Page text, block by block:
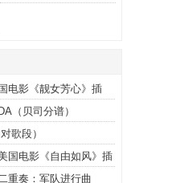
电影《靓女芳心》插
（贝司分谱）
歌段）
国电影《自由如风》插
重奏：军队进行曲